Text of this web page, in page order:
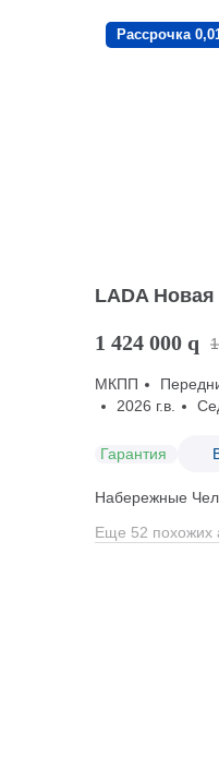
Рассрочка
LADA Новая
1 424 000 q
МКПП
2026 г.в.
Гарантия
Набережные
Еще 52 похожих